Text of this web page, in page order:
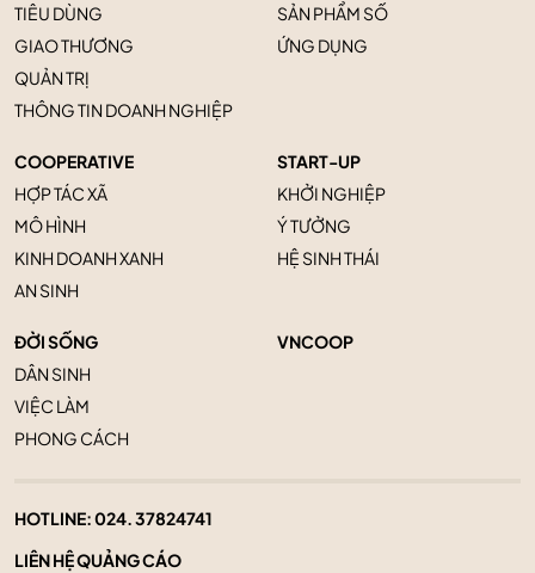
TIÊU DÙNG
GIAO THƯƠNG
QUẢN TRỊ
THÔNG TIN DOANH NGHIỆP
SẢN PHẨM SỐ
ỨNG DỤNG
COOPERATIVE
HỢP TÁC XÃ
MÔ HÌNH
KINH DOANH XANH
AN SINH
START-UP
KHỞI NGHIỆP
Ý TƯỞNG
HỆ SINH THÁI
ĐỜI SỐNG
DÂN SINH
VIỆC LÀM
PHONG CÁCH
VNCOOP
HOTLINE:024. 37824741
LIÊN HỆ QUẢNG CÁO